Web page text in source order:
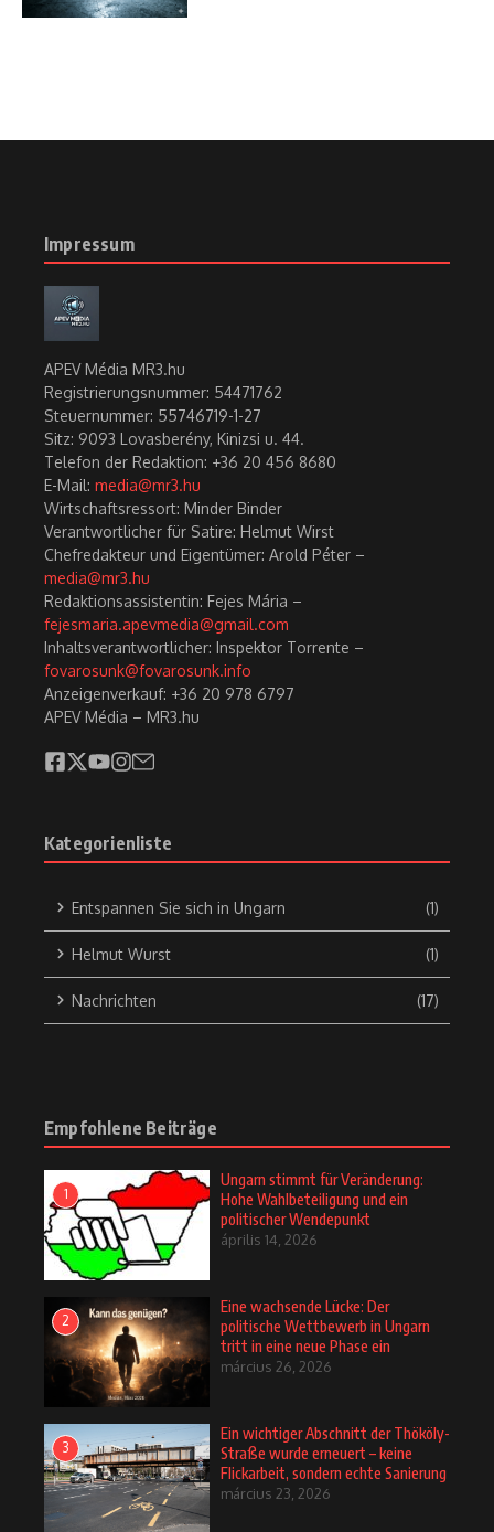
Impressum
APEV Média MR3.hu
Registrierungsnummer: 54471762
Steuernummer: 55746719-1-27
Sitz: 9093 Lovasberény, Kinizsi u. 44.
Telefon der Redaktion: +36 20 456 8680
E-Mail: media@mr3.hu
Wirtschaftsressort: Minder Binder
Verantwortlicher für Satire: Helmut Wirst
Chefredakteur und Eigentümer: Arold Péter –
media@mr3.hu
Redaktionsassistentin: Fejes Mária –
fejesmaria.apevmedia@gmail.com
Inhaltsverantwortlicher: Inspektor Torrente –
fovarosunk@fovarosunk.info
Anzeigenverkauf: +36 20 978 6797
APEV Média – MR3.hu
Kategorienliste
Entspannen Sie sich in Ungarn (1)
Helmut Wurst (1)
Nachrichten (17)
Empfohlene Beiträge
1
Ungarn stimmt für Veränderung:
Hohe Wahlbeteiligung und ein
politischer Wendepunkt
április 14, 2026
2
Eine wachsende Lücke: Der
politische Wettbewerb in Ungarn
tritt in eine neue Phase ein
március 26, 2026
3
Ein wichtiger Abschnitt der Thököly-
Straße wurde erneuert – keine
Flickarbeit, sondern echte Sanierung
március 23, 2026